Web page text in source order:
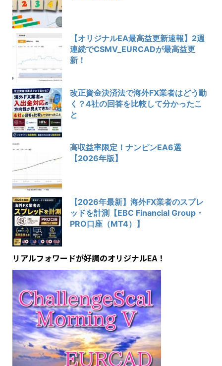
【オリジナルEA最高益更新速報】2週
連続でCSMV_EURCADが最高益更
新！
改正資金決済法で海外FX業者はどう動
く？4社の回答を比較して分かったこ
と
高収益率限定！ナンピンEA6選
【2026年版】
【2026年最新】海外FX業者のスプレ
ッドを計測【EBC Financial Group・
PRO口座（MT4）】
リアルフォワードが好調のオリジナルEA！